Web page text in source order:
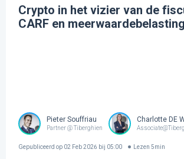
Crypto in het vizier van de
CARF en meerwaardebelasting
Pieter Souffriau
Partner @ Tiberghien
Charlotte DE
Gepubliceerd op 02 Feb 2026 bij 05:00 Lezen 5min